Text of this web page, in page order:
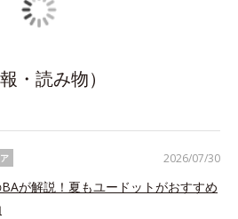
・読み物）
が解説！夏もユードットがおすすめ
2026/07/30